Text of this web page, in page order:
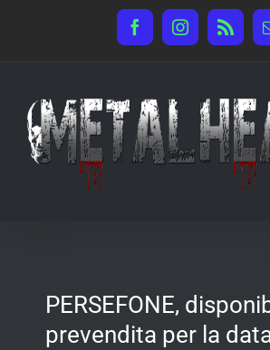
FacebookInstagram
Rss
PERSEFONE,
prevendita per la